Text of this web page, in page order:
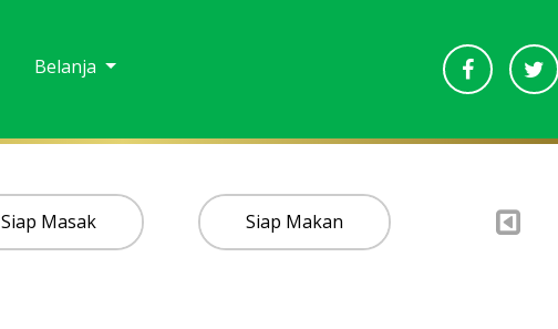
Belanja
Siap Masak Siap Makan